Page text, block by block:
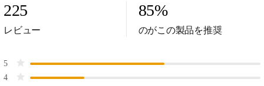
225
レビュー
85%
のがこの製品を推奨
5
4